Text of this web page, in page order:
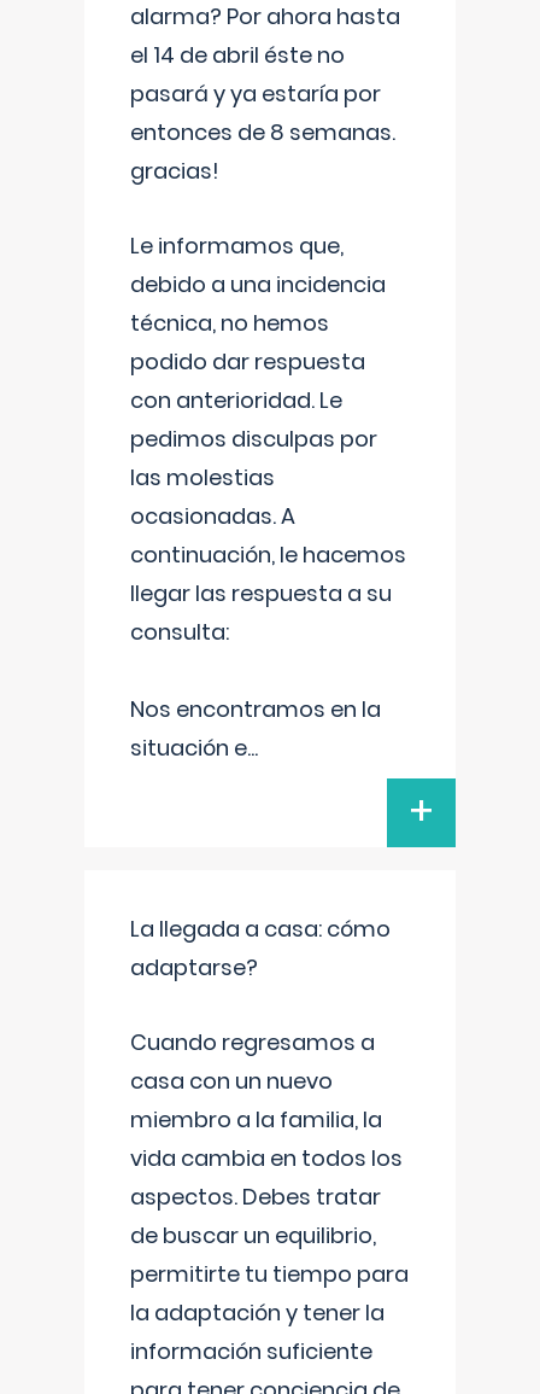
alarma? Por ahora hasta
el 14 de abril éste no
pasará y ya estaría por
entonces de 8 semanas.
gracias!
Le informamos que,
debido a una incidencia
técnica, no hemos
podido dar respuesta
con anterioridad. Le
pedimos disculpas por
las molestias
ocasionadas. A
continuación, le hacemos
llegar las respuesta a su
consulta:
Nos encontramos en la
situación e...
+
La llegada a casa: cómo
adaptarse?
Cuando regresamos a
casa con un nuevo
miembro a la familia, la
vida cambia en todos los
aspectos. Debes tratar
de buscar un equilibrio,
permitirte tu tiempo para
la adaptación y tener la
información suficiente